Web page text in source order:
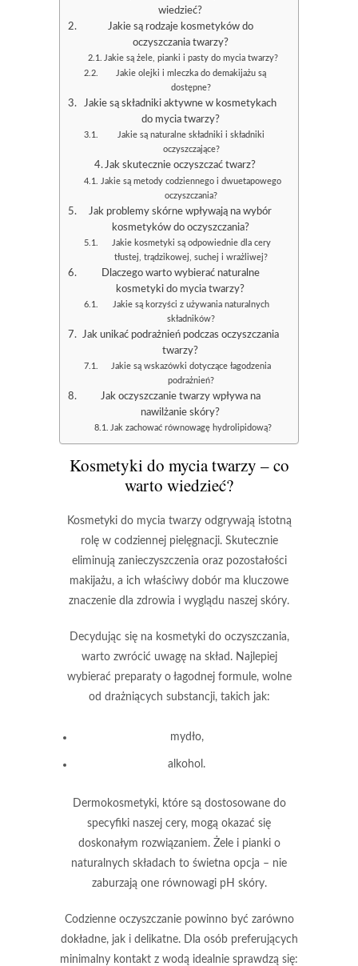
wiedzieć?
Jakie są rodzaje kosmetyków do
oczyszczania twarzy?
Jakie są żele, pianki i pasty do mycia twarzy?
Jakie olejki i mleczka do demakijażu są
dostępne?
Jakie są składniki aktywne w kosmetykach
do mycia twarzy?
Jakie są naturalne składniki i składniki
oczyszczające?
Jak skutecznie oczyszczać twarz?
Jakie są metody codziennego i dwuetapowego
oczyszczania?
Jak problemy skórne wpływają na wybór
kosmetyków do oczyszczania?
Jakie kosmetyki są odpowiednie dla cery
tłustej, trądzikowej, suchej i wrażliwej?
Dlaczego warto wybierać naturalne
kosmetyki do mycia twarzy?
Jakie są korzyści z używania naturalnych
składników?
Jak unikać podrażnień podczas oczyszczania
twarzy?
Jakie są wskazówki dotyczące łagodzenia
podrażnień?
Jak oczyszczanie twarzy wpływa na
nawilżanie skóry?
Jak zachować równowagę hydrolipidową?
Kosmetyki do mycia twarzy – co
warto wiedzieć?
Kosmetyki do mycia twarzyodgrywają istotną
rolę w codziennej pielęgnacji. Skutecznie
eliminują zanieczyszczenia oraz pozostałości
makijażu, a ich właściwy dobór ma kluczowe
znaczenie dla zdrowia i wyglądu naszej skóry.
Decydując się na kosmetyki do oczyszczania,
warto zwrócić uwagę na skład. Najlepiej
wybierać preparaty o łagodnej formule, wolne
od drażniących substancji, takich jak:
mydło,
alkohol.
Dermokosmetyki, które są dostosowane do
specyfiki naszej cery, mogą okazać się
doskonałym rozwiązaniem. Żele i pianki o
naturalnych składach to świetna opcja – nie
zaburzają one równowagi pH skóry.
Codzienne oczyszczanie powinno być zarówno
dokładne, jak i delikatne. Dla osób preferujących
minimalny kontakt z wodą idealnie sprawdzą się: